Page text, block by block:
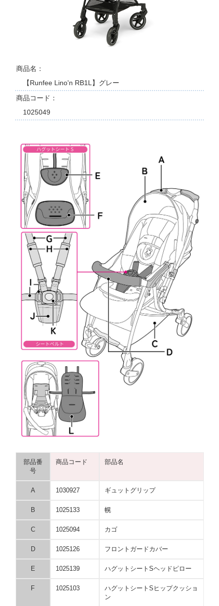
商品名
【Runfee Lino'n RB1L】グレー
商品コード
1025049
部品番
号
商品コード 部品名
A 1030927 ギュットグリップ
B 1025133 幌
C 1025094 カゴ
D 1025126 フロントガードカバー
E 1025139 ハグットシートSヘッドピロー
F 1025103
ハグットシートSヒップクッショ
ン